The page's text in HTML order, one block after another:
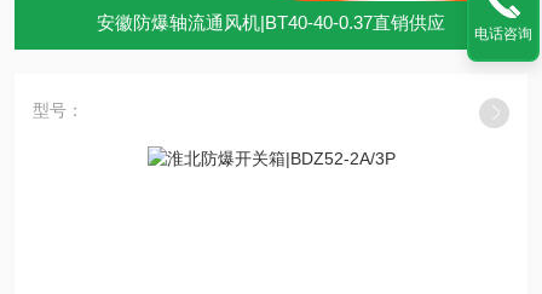
安徽防爆轴流通风机|BT40-40-0.37直销供应
型号：
电话咨询